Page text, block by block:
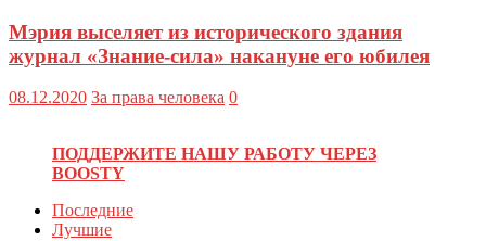
Мэрия выселяет из исторического здания
журнал «Знание-сила» накануне его юбилея
08.12.2020 За права человека 0
ПОДДЕРЖИТЕ НАШУ РАБОТУ ЧЕРЕЗ
BOOSTY
Последние
Лучшие